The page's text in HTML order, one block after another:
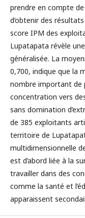
prendre en compte
d’obtenir des
score IPM des
Lupatapata révèle
généralisée. La
0,700, indique que la
nombre important de
concentration vers
sans domination
de 385 exploitants
territoire de
multidimensionnelle
est d’abord liée à la
travailler dans des
comme la santé et
apparaissent